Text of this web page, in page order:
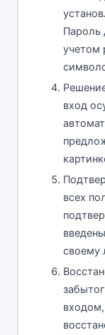
Пароль
учетом
вход
всех
своему